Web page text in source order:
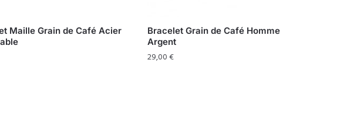
Maille Grain de Café Acier
Bracelet Grain de Café Homme
Argent
29,00€